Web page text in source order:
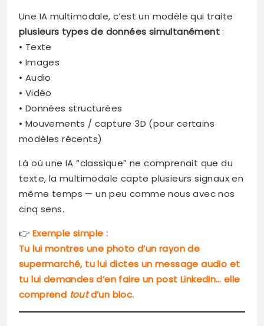
Une IA multimodale, c’est un modèle qui traite
plusieurs types de données simultanément:
• Texte
• Images
• Audio
• Vidéo
• Données structurées
• Mouvements / capture 3D (pour certains
modèles récents)
Là où une IA “classique” ne comprenait que du
texte, la multimodale capte plusieurs signaux en
même temps — un peu comme nous avec nos
cinq sens.
👉 Exemple simple :
Tu lui montres une photo d’un rayon de
supermarché, tu lui dictes un message audio et
tu lui demandes d’en faire un post LinkedIn… elle
comprend toutd’un bloc.